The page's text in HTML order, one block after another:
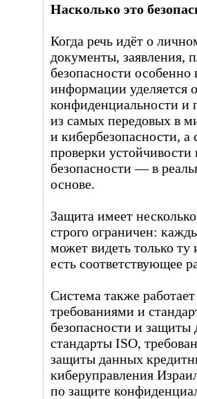
Насколько это
Когда речь идёт о
документы, заявления,
безопасности
информации уделяется
конфиденциальности и
из самых передовых в
и кибербезопасности, а
проверки
безопасности — в
основе.
Защита имеет
строго ограничен:
может видеть только
есть соответствующее
Система также
требованиями и
безопасности и
стандарты ISO,
защиты данных
киберуправления
по защите